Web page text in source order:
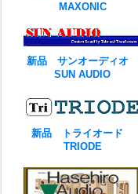
MAXONIC
新品 サンオーディオ
SUN AUDIO
新品 トライオード
TRIODE